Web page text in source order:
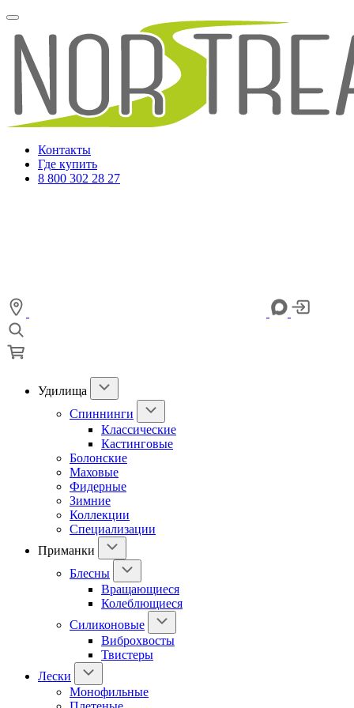
Контакты
Где купить
8 800 302 28 27
Удилища
Спиннинги
Классические
Кастинговые
Болонские
Маховые
Фидерные
Зимние
Коллекции
Специализации
Приманки
Блесны
Вращающиеся
Колеблющиеся
Силиконовые
Виброхвосты
Твистеры
Лески
Монофильные